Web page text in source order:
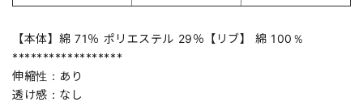
【本体】綿 71％ ポリエステル 29％【リブ】 綿 100％
******************
伸縮性：あり
透け感：なし